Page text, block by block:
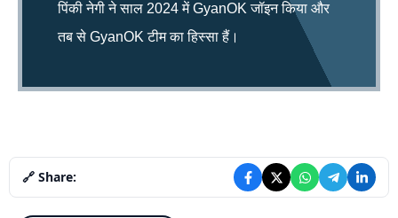
पिंकी नेगी ने साल 2024 में GyanOK जॉइन किया और
तब से GyanOK टीम का हिस्सा हैं।
🔗 Share: